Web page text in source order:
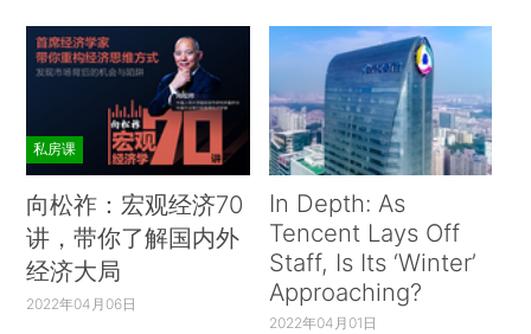
私房课
向松祚：宏观经济70
讲，带你了解国内外
经济大局
2022年04月06日
In Depth: As
Tencent Lays Off
Staff, Is Its ‘Winter’
Approaching?
2022年04月01日